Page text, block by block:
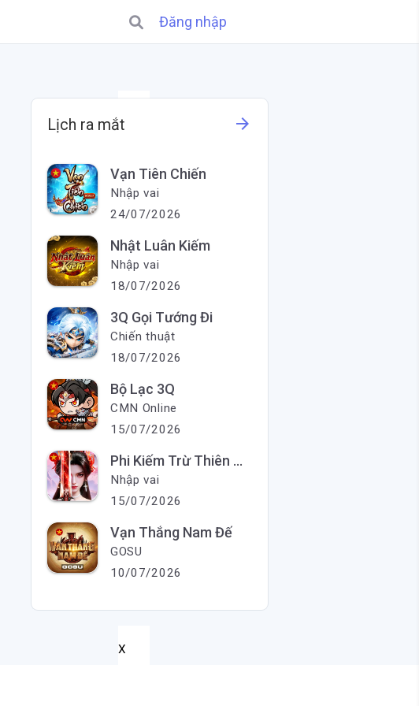
Đăng nhập
Lịch ra mắt arrow_forward
Vạn Tiên Chiến
Nhập vai
24/07/2026
Nhật Luân Kiếm
Nhập vai
18/07/2026
3Q Gọi Tướng Đi
Chiến thuật
18/07/2026
Bộ Lạc 3Q
CMN Online
15/07/2026
Phi Kiếm Trừ Thiên Ma
Nhập vai
15/07/2026
Vạn Thắng Nam Đế
GOSU
10/07/2026
X